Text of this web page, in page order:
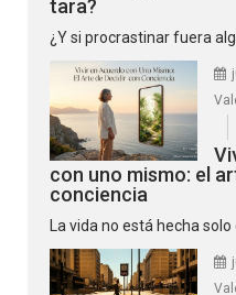
tara?
¿Y si procrastinar fuera
con uno mismo: el
conciencia
La vida no está hecha solo